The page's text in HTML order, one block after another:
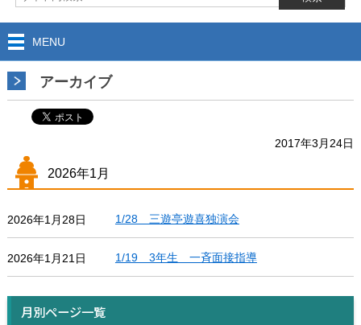
MENU
アーカイブ
2017年3月24日
2026年1月
2026年1月28日 1/28 三遊亭遊喜独演会
2026年1月21日 1/19 3年生 一斉面接指導
月別ページ一覧